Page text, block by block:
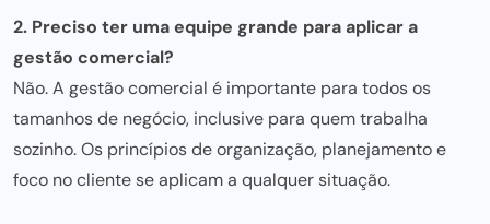
2. Preciso ter uma equipe grande para aplicar a
gestão comercial?
Não. A gestão comercial é importante para todos os
tamanhos de negócio, inclusive para quem trabalha
sozinho. Os princípios de organização, planejamento e
foco no cliente se aplicam a qualquer situação.